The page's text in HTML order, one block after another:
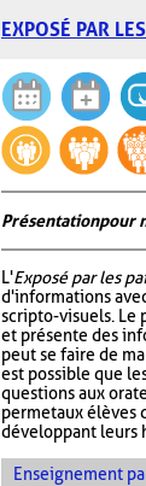
EXPOSÉ PAR
Présentation pour
L'Exposé par les
d'informations
scripto-visuels. Le
et présente des
peut se faire de
est possible que
questions aux
permet aux élèves
développant leurs
Enseignement